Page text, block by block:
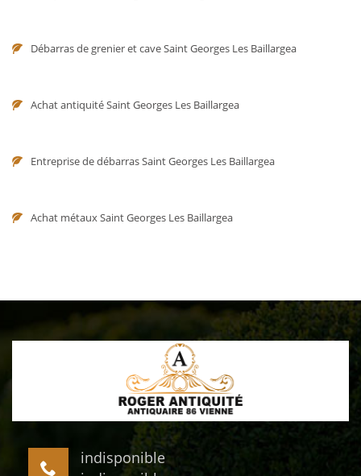
Débarras de grenier et cave Saint Georges Les Baillargea
Achat antiquité Saint Georges Les Baillargea
Entreprise de débarras Saint Georges Les Baillargea
Achat métaux Saint Georges Les Baillargea
indisponible